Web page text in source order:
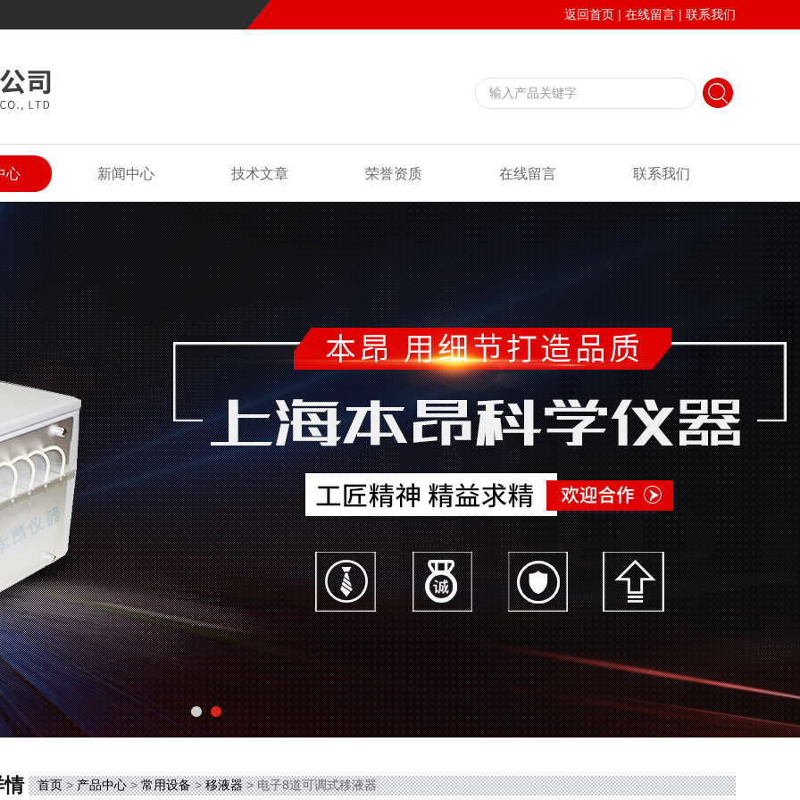
返回首页 | 在线留言 | 联系我们
心 新闻中心 技术文章 荣誉资质 在线留言 联系我们
情 首页>产品中心>常用设备>移液器> 电子8道可调式移液器